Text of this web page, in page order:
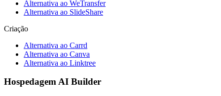
Alternativa ao WeTransfer
Alternativa ao SlideShare
Criação
Alternativa ao Carrd
Alternativa ao Canva
Alternativa ao Linktree
Hospedagem AI Builder